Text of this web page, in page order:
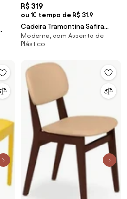
R$ 319
ou 10 tempo de R$ 31,9
Cadeira Tramontina Safira
Amarela em Polipropileno e
Fibra de Vidro
Moderna, com Assento de
Plástico